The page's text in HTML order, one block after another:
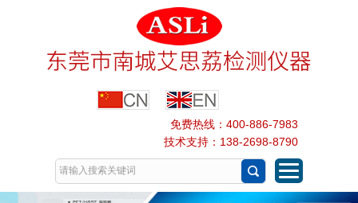
免费热线：400-886-7983
技术支持：138-2698-8790